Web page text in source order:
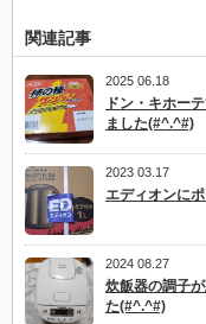
関連記事
2025 06.18
ドン・キホー
ました(#^.^#)
2023 03.17
エディオンに
2024 08.27
炊飯器の調子
た(#^.^#)